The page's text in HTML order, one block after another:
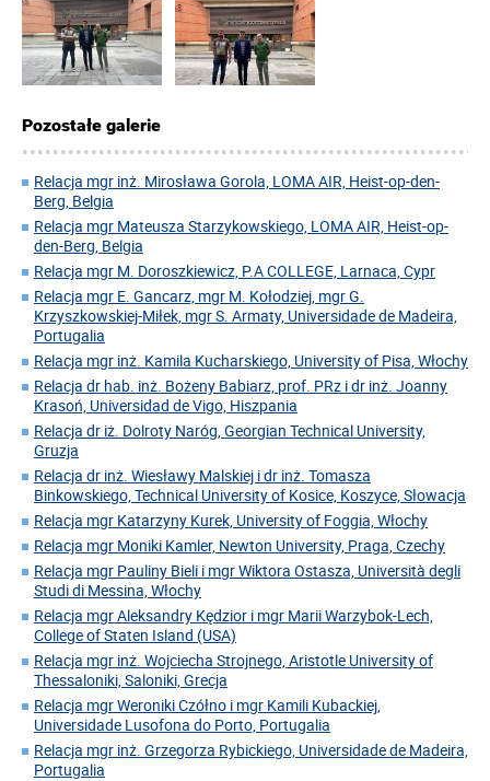
Pozostałe galerie
Relacja mgr inż. Mirosława Gorola, LOMA AIR, Heist-op-den-
Berg, Belgia
Relacja mgr Mateusza Starzykowskiego, LOMA AIR, Heist-op-
den-Berg, Belgia
Relacja mgr M. Doroszkiewicz, P.A COLLEGE, Larnaca, Cypr
Relacja mgr E. Gancarz, mgr M. Kołodziej, mgr G.
Krzyszkowskiej-Miłek, mgr S. Armaty, Universidade de Madeira,
Portugalia
Relacja mgr inż. Kamila Kucharskiego, University of Pisa, Włochy
Relacja dr hab. inż. Bożeny Babiarz, prof. PRz i dr inż. Joanny
Krasoń, Universidad de Vigo, Hiszpania
Relacja dr iż. Dolroty Naróg, Georgian Technical University,
Gruzja
Relacja dr inż. Wiesławy Malskiej i dr inż. Tomasza
Binkowskiego, Technical University of Kosice, Koszyce, Słowacja
Relacja mgr Katarzyny Kurek, University of Foggia, Włochy
Relacja mgr Moniki Kamler, Newton University, Praga, Czechy
Relacja mgr Pauliny Bieli i mgr Wiktora Ostasza, Università degli
Studi di Messina, Włochy
Relacja mgr Aleksandry Kędzior i mgr Marii Warzybok-Lech,
College of Staten Island (USA)
Relacja mgr inż. Wojciecha Strojnego, Aristotle University of
Thessaloniki, Saloniki, Grecja
Relacja mgr Weroniki Czółno i mgr Kamili Kubackiej,
Universidade Lusofona do Porto, Portugalia
Relacja mgr inż. Grzegorza Rybickiego, Universidade de Madeira,
Portugalia